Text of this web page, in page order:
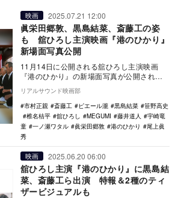
映画 2025.07.21 12:00
眞栄田郷敦、黒島結菜、斎藤工の姿
も 舘ひろし主演映画『港のひかり』
新場面写真公開
11月14日に公開される舘ひろし主演映画
『港のひかり』の新場面写真が公開され
た。 本作は、映画『正体』で第48回日本
アカデミ…
リアルサウンド映画部
市村正親
斎藤工 ピエール瀧 黒島結菜
笹野高史
椎名桔平
舘ひろし MEGUMI 藤井道人
宇崎竜
童
一ノ瀬ワタル 眞栄田郷敦 港のひかり
尾上眞
秀
映画 2025.06.20 06:00
舘ひろし主演『港のひかり』に黒島結
菜、斎藤工ら出演 特報＆2種のティ
ザービジュアルも